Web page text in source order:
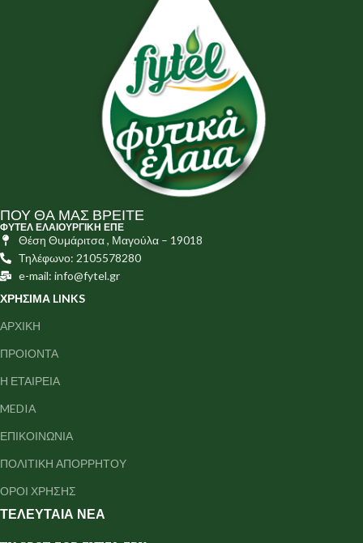
ΠΟΥ ΘΑ ΜΑΣ ΒΡΕΙΤΕ
ΦΥΤΕΛ ΕΛΑΙΟΥΡΓΙΚΗ ΕΠΕ
Θέση Θυμάριτσα , Μαγούλα – 19018
Τηλέφωνο: 2105578280
e-mail: info@fytel.gr
ΧΡΗΣΙΜΑ LINKS
ΑΡΧΙΚΗ
ΠΡΟΙΟΝΤΑ
Η ΕΤΑΙΡΕΙΑ
MEDIA
ΕΠΙΚΟΙΝΩΝΙΑ
ΠΟΛΙΤΙΚΗ ΑΠΟΡΡΗΤΟΥ
ΟΡΟΙ ΧΡΗΣΗΣ
ΤΕΛΕΥΤΑΙΑ ΝΕΑ